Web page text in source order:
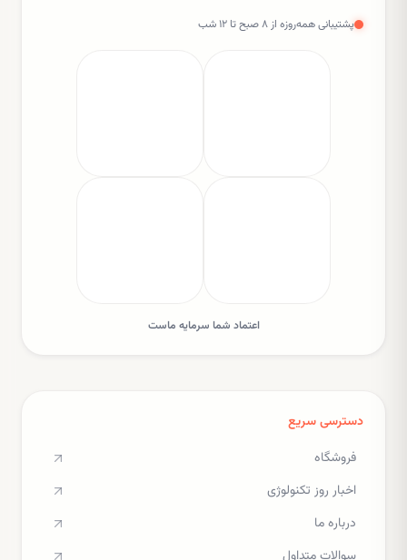
پشتیبانی همه‌روزه از ۸ صبح تا ۱۲ شب
اعتماد شما سرمایه ماست
دسترسی سریع
فروشگاه
اخبار روز تکنولوژی
درباره ما